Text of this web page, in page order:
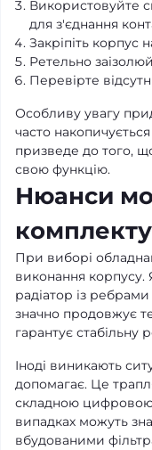
Використовуйте
для з'єднання
Закріпіть корпус
Ретельно
Перевірте
Особливу увагу
часто
призведе до того,
свою функцію.
Нюанси
При виборі
виконання корпусу.
радіатор із
значно продовжує
гарантує стабільну
Іноді виникають
допомагає. Це
складною
випадках можуть
вбудованими